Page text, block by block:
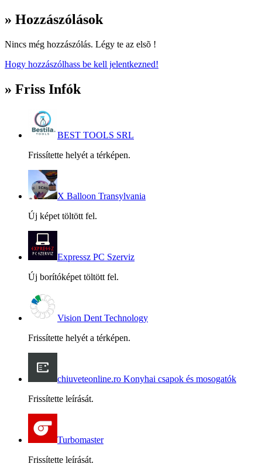
» Hozzászólások
Nincs még hozzászólás. Légy te az elsõ !
Hogy hozzászólhass be kell jelentkezned!
» Friss Infók
BEST TOOLS SRL
Frissítette helyét a térképen.
X Balloon Transylvania
Új képet töltött fel.
Expressz PC Szerviz
Új borítóképet töltött fel.
Vision Dent Technology
Frissítette helyét a térképen.
chiuveteonline.ro Konyhai csapok és mosogatók
Frissítette leírását.
Turbomaster
Frissítette leírását.